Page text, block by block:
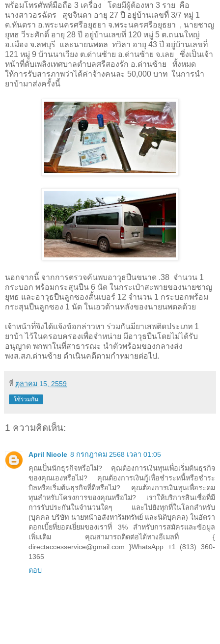
พร้อมโทรศัพท์มือถือ 3 เครื่อง โดยมีผู้ต้องหา 3 ราย คือ
นางสาวอรฉัตร สุขจินดา อายุ 27 ปี อยู่บ้านเลขที่ 3/7 หมู่ 1
ต.หันตรา อ.พระนครศรีอยุธยา จ.พระนครศรีอยุธยา , นายชาญ
ยุทธ วีระศักดิ์ อายุ 28 ปี อยู่บ้านเลขที่ 120 หมู่ 5 ต.ถนนใหญ่
อ.เมือง จ.ลพบุรี และนายนพดล ทวิลา อายุ 43 ปี อยู่บ้านเลขที่
121 หมู่ 9 บ้านนาเวียง ต.ด่านซ้าย อ.ด่านซ้าย จ.เลย ซึ่งเป็นเจ้า
หน้าที่ดับเพลิงเทศบาลตำบลศรีสองรัก อ.ด่านซ้าย ทั้งหมด
ให้การรับสารภาพว่าได้ค่าจ้างคนละ 50,000 บาท ในการนำ
ยาบ้ามาส่งครั้งนี้
นอกจากนี้ จากการตรวจค้นพบอาวุธปืนขนาด .38 จำนวน 1
กระบอก พร้อมกระสุนปืน 6 นัด ในกระเป๋าสะพายของนายชาญ
ยุทธ และอาวุธปืนลูกซองสั้นเบอร์ 12 จำนวน 1 กระบอกพร้อม
กระสุนปืนลูกซอง 1 นัด ในเอวด้านหลังของนายนพดลด้วย
เจ้าหน้าที่จึงได้แจ้งข้อกล่าวหา ร่วมกันมียาเสพติดประเภท 1
ยาบ้า ไว้ในครอบครองเพื่อจำหน่าย มีอาวุธปืนโดยไม่ได้รับ
อนุญาต พกพาในที่สาธารณะ นำตัวพร้อมของกลางส่ง
พงส.สภ.ด่านซ้าย ดำเนินคดีตามกำหมายต่อไป .
ที่ ตุลาคม 15, 2559
ใช้ร่วมกัน
1 ความคิดเห็น:
April Nicole 8 กรกฎาคม 2568 เวลา 01:05
คุณเป็นนักธุรกิจหรือไม่? คุณต้องการเงินทุนเพื่อเริ่มต้นธุรกิจ
ของคุณเองหรือไม่? คุณต้องการเงินกู้เพื่อชำระหนี้หรือชำระ
บิลหรือเริ่มต้นธุรกิจที่ดีหรือไม่? คุณต้องการเงินทุนเพื่อระดม
ทุนสำหรับโครงการของคุณหรือไม่? เราให้บริการสินเชื่อที่มี
การรับประกันในจำนวนใดๆ และไปยังทุกที่ในโลกสำหรับ
(บุคคล บริษัท นายหน้าอสังหาริมทรัพย์ และนิติบุคคล) ในอัตรา
ดอกเบี้ยที่ยอดเยี่ยมของเราที่ 3% สำหรับการสมัครและข้อมูล
เพิ่มเติม คุณสามารถติดต่อได้ทางอีเมลที่ {
directaccesservice@gmail.com }WhatsApp +1 (813) 360-
1365
ตอบ